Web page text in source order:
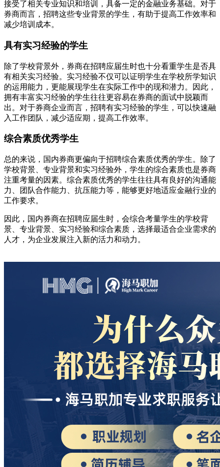
接受了相关专业知识和培训，具备一定的金融业务基础。对于
券商而言，招聘这些专业背景的学生，有助于提高工作效率和
减少培训成本。
具有实习经验的学生
除了学校背景外，券商在招聘应届生时也十分看重学生是否具
有相关实习经验。实习经验不仅可以证明学生在学校所学知识
的运用能力，更能展现学生在实际工作中的现和潜力。因此，
拥有丰富实习经验的学生往往更容易在券商的面试中脱颖而
出。对于券商企业而言，招聘有实习经验的学生，可以快速融
入工作团队，减少适应期，提高工作效率。
综合素质优秀学生
总的来说，国内券商更偏向于招聘综合素质优秀的学生。除了
学校背景、专业背景和实习经验外，学生的综合素质也是券商
注重考量的因素。综合素质优秀的学生往往具有良好的沟通能
力、团队合作能力、抗压能力等，能够更好地适应金融行业的
工作要求。
因此，国内券商在招聘应届生时，会综合考量学生的学校背
景、专业背景、实习经验和综合素质，选择最适合企业需求的
人才，为企业发展注入新的活力和动力。